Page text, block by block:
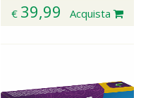
€ 39,99 Acquista